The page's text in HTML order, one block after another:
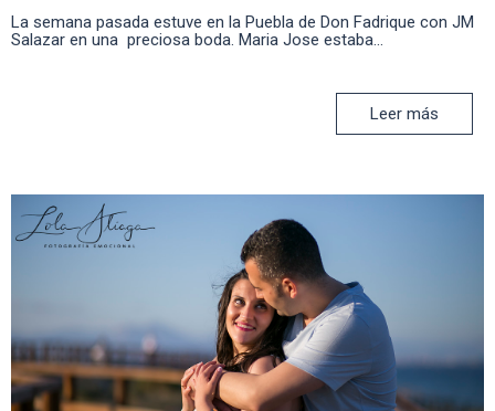
La semana pasada estuve en la Puebla de Don Fadrique con JM
Salazar en una preciosa boda. Maria Jose estaba...
Leer más